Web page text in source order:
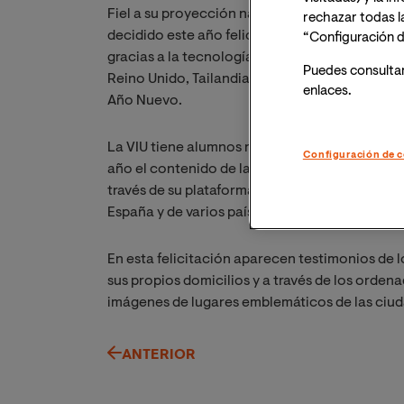
Fiel a su proyección nacional e
decidido este año felicitar estas fiestas de
gracias a la tecnología
Reino Unido, Tailandia y, por supuesto,
Año Nuevo.
La VIU tiene alumnos residiendo hasta en una
año el contenido de la felicitación ha querido
través de su plataforma audiovisual,
España y de varios países en la difusión de su
En esta felicitación aparecen testimonios de
sus propios domicilios y a través de los
imágenes de lugares emblemáticos de las
ANTERIOR
rechazar todas
“Configuración
Puedes
enlaces.
Configuración de